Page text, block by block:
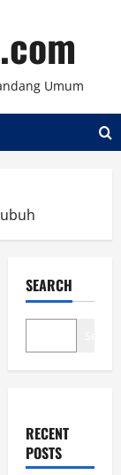
Umum
SEARCH
RECENT
POSTS